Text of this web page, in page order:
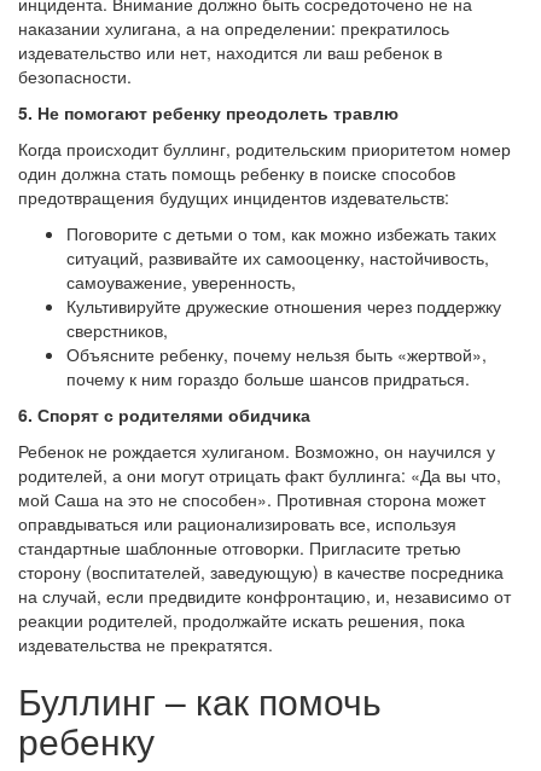
наказании хулигана, а на определении: прекратилось
издевательство или нет, находится ли ваш ребенок в
безопасности.
5. Не помогают ребенку преодолеть травлю
Когда происходит буллинг, родительским приоритетом номер
один должна стать помощь ребенку в поиске способов
предотвращения будущих инцидентов издевательств:
Поговорите с детьми о том, как можно избежать таких
ситуаций, развивайте их самооценку, настойчивость,
самоуважение, уверенность,
Культивируйте дружеские отношения через поддержку
сверстников,
Объясните ребенку, почему нельзя быть «жертвой»,
почему к ним гораздо больше шансов придраться.
6. Спорят с родителями обидчика
Ребенок не рождается хулиганом. Возможно, он научился у
родителей, а они могут отрицать факт буллинга: «Да вы что,
мой Саша на это не способен». Противная сторона может
оправдываться или рационализировать все, используя
стандартные шаблонные отговорки. Пригласите третью
сторону (воспитателей, заведующую) в качестве посредника
на случай, если предвидите конфронтацию, и, независимо от
реакции родителей, продолжайте искать решения, пока
издевательства не прекратятся.
Буллинг – как помочь
ребенку